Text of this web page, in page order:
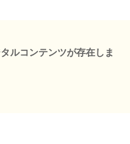
ルコンテンツが存在しま